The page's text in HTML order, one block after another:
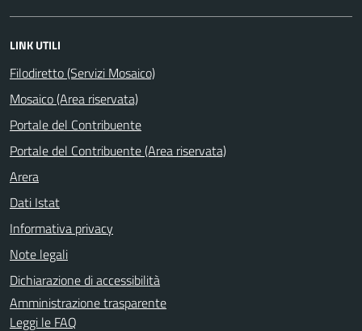
LINK UTILI
Filodiretto (Servizi Mosaico)
Mosaico (Area riservata)
Portale del Contribuente
Portale del Contribuente (Area riservata)
Arera
Dati Istat
Informativa privacy
Note legali
Dichiarazione di accessibilità
Amministrazione trasparente
Leggi le FAQ